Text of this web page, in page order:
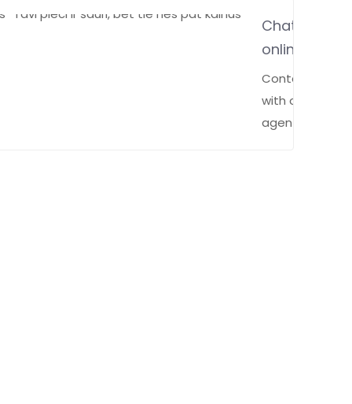
Chat
online
Contact
with our
agent